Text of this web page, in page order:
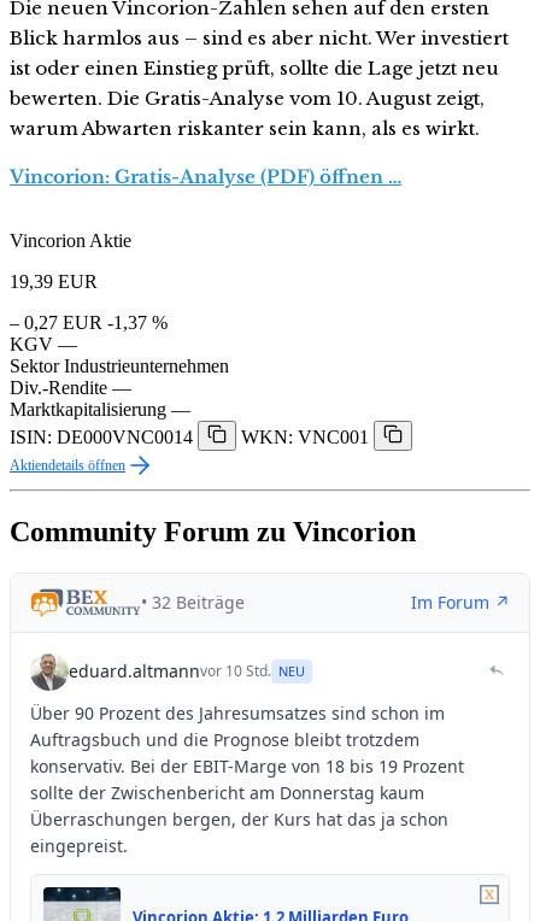
Die neuen Vincorion-Zahlen sehen auf den ersten
Blick harmlos aus – sind es aber nicht. Wer investiert
ist oder einen Einstieg prüft, sollte die Lage jetzt neu
bewerten. Die Gratis-Analyse vom 10. August zeigt,
warum Abwarten riskanter sein kann, als es wirkt.
Vincorion: Gratis-Analyse (PDF) öffnen …
Vincorion Aktie
19,39 EUR
– 0,27 EUR -1,37 %
KGV —
Sektor Industrieunternehmen
Div.-Rendite —
Marktkapitalisierung —
ISIN: DE000VNC0014
WKN: VNC001
Aktiendetails öffnen
Community Forum zu Vincorion